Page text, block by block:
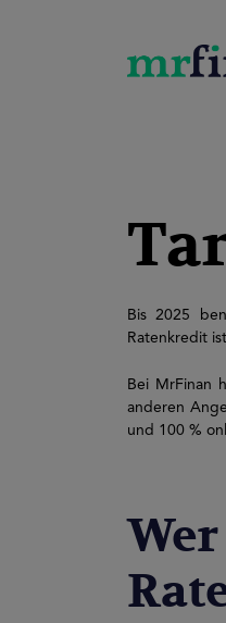
Bis 2025
Ratenkredit
Bei MrFinan
anderen
und 100 %